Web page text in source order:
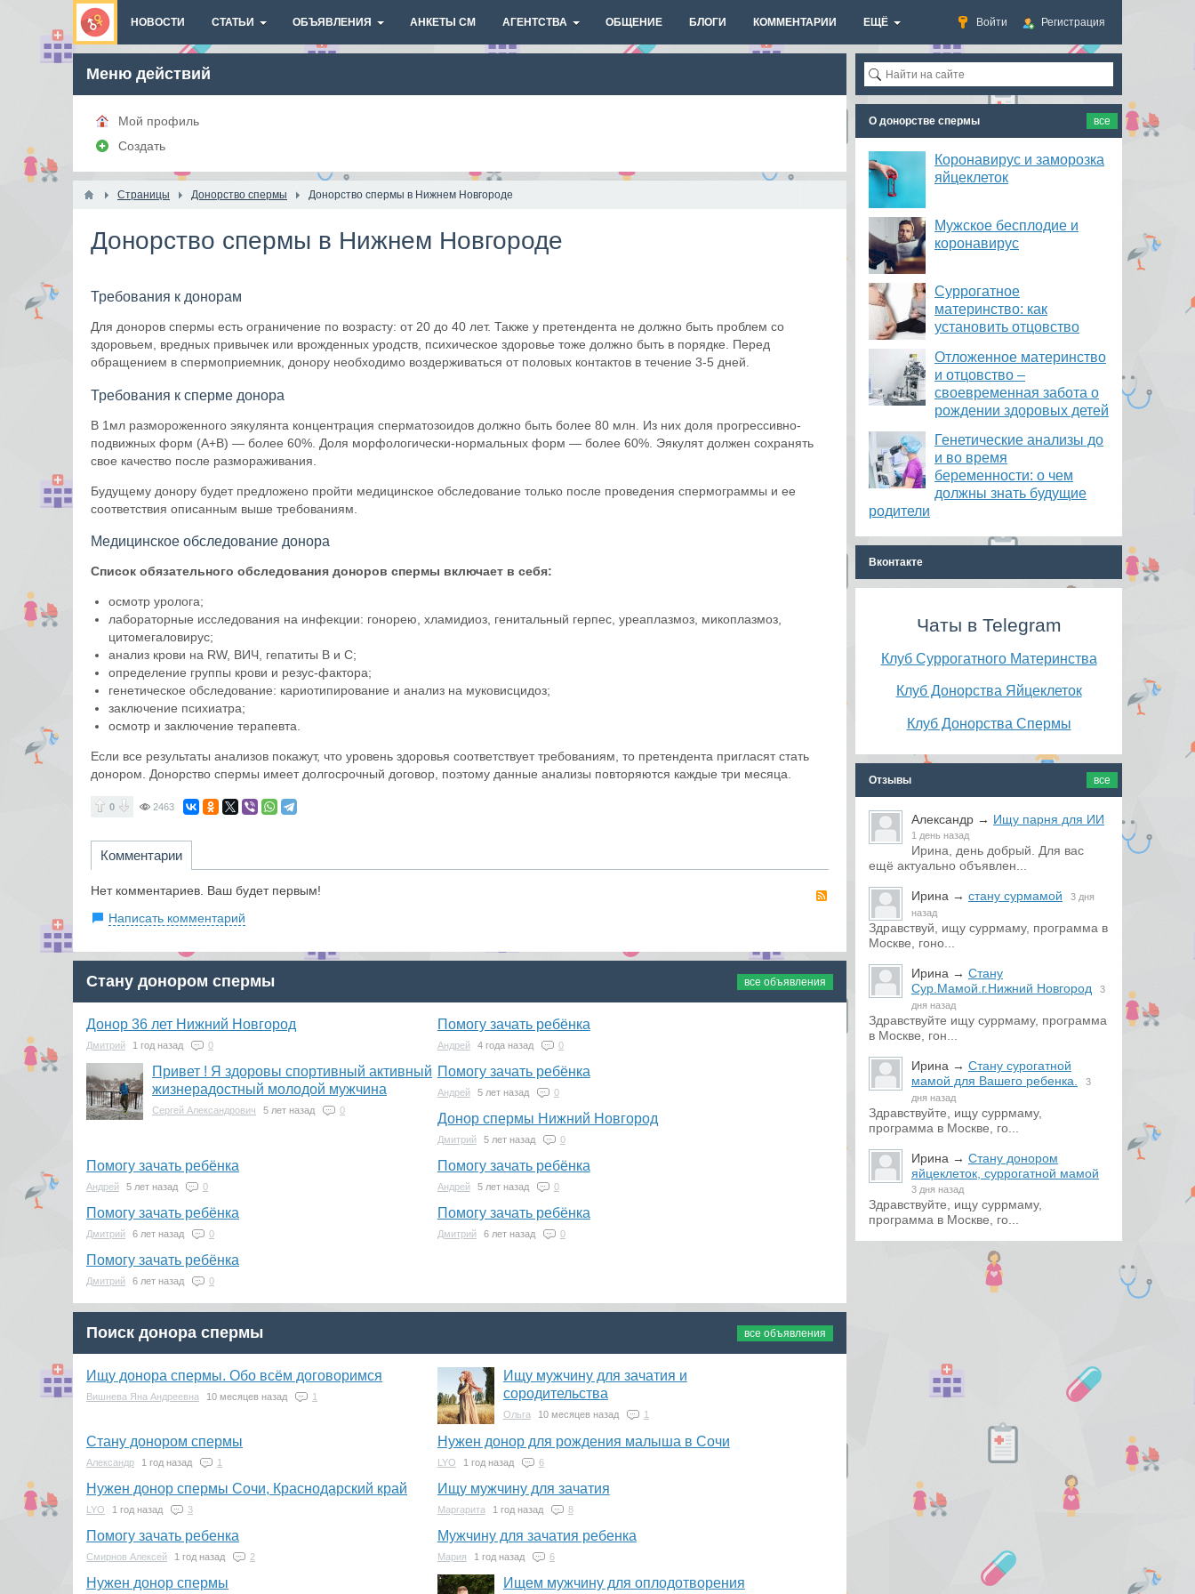
Войти Регистрация
НОВОСТИ СТАТЬИ ОБЪЯВЛЕНИЯ АНКЕТЫ СМ АГЕНТСТВА ОБЩЕНИЕ БЛОГИ КОММЕНТАРИИ ЕЩЁ
Меню действий
Мой профиль
Создать
Страницы Донорство спермы Донорство спермы в Нижнем Новгороде
Донорство спермы в Нижнем Новгороде
Требования к донорам
Для доноров спермы есть ограничение по возрасту: от 20 до 40 лет. Также у претендента не должно быть проблем со
здоровьем, вредных привычек или врожденных уродств, психическое здоровье тоже должно быть в порядке. Перед
обращением в спермоприемник, донору необходимо воздерживаться от половых контактов в течение 3-5 дней.
Требования к сперме донора
В 1мл размороженного эякулянта концентрация сперматозоидов должно быть более 80 млн. Из них доля прогрессивно-
подвижных форм (А+B) — более 60%. Доля морфологически-нормальных форм — более 60%. Эякулят должен сохранять
свое качество после размораживания.
Будущему донору будет предложено пройти медицинское обследование только после проведения спермограммы и ее
соответствия описанным выше требованиям.
Медицинское обследование донора
Список обязательного обследования доноров спермы включает в себя:
осмотр уролога;
лабораторные исследования на инфекции: гонорею, хламидиоз, генитальный герпес, уреаплазмоз, микоплазмоз,
цитомегаловирус;
анализ крови на RW, ВИЧ, гепатиты B и C;
определение группы крови и резус-фактора;
генетическое обследование: кариотипирование и анализ на муковисцидоз;
заключение психиатра;
осмотр и заключение терапевта.
Если все результаты анализов покажут, что уровень здоровья соответствует требованиям, то претендента пригласят стать
донором. Донорство спермы имеет долгосрочный договор, поэтому данные анализы повторяются каждые три месяца.
0 2463
Комментарии
Нет комментариев. Ваш будет первым!
Написать комментарий
Стану донором спермы все объявления
Донор 36 лет Нижний Новгород
Дмитрий 1 год назад 0
Помогу зачать ребёнка
Андрей 4 года назад 0
Привет ! Я здоровы спортивный активный
жизнерадостный молодой мужчина
Сергей Александрович 5 лет назад 0
Помогу зачать ребёнка
Андрей 5 лет назад 0
Донор спермы Нижний Новгород
Дмитрий 5 лет назад 0
Помогу зачать ребёнка
Андрей 5 лет назад 0
Помогу зачать ребёнка
Андрей 5 лет назад 0
Помогу зачать ребёнка
Дмитрий 6 лет назад 0
Помогу зачать ребёнка
Дмитрий 6 лет назад 0
Помогу зачать ребёнка
Дмитрий 6 лет назад 0
Поиск донора спермы все объявления
Ищу донора спермы. Обо всём договоримся
Вишнева Яна Андреевна 10 месяцев назад 1
Ищу мужчину для зачатия и
сородительства
Ольга 10 месяцев назад 1
Стану донором спермы
Александр 1 год назад 1
Нужен донор для рождения малыша в Сочи
LYO 1 год назад 6
Нужен донор спермы Сочи, Краснодарский край
LYO 1 год назад 3
Ищу мужчину для зачатия
Маргарита 1 год назад 8
Помогу зачать ребенка
Смирнов Алексей 1 год назад 2
Мужчину для зачатия ребенка
Мария 1 год назад 6
Нужен донор спермы Ищем мужчину для оплодотворения
О донорстве спермы все
Коронавирус и заморозка
яйцеклеток
​Мужское бесплодие и
коронавирус
Суррогатное
материнство: как
установить отцовство
Отложенное материнство
и отцовство –
своевременная забота о
рождении здоровых детей
Генетические анализы до
и во время
беременности: о чем
должны знать будущие
родители
Вконтакте
Чаты в Telegram
Клуб Суррогатного Материнства
Клуб Донорства Яйцеклеток
Клуб Донорства Спермы
Отзывы все
Александр → Ищу парня для ИИ
1 день назад
Ирина, день добрый. Для вас
ещё актуально объявлен...
Ирина → стану сурмамой
3 дня
назад
Здравствуй, ищу суррмаму, программа в
Москве, гоно...
Ирина → Стану
Сур.Мамой.г.Нижний Новгород
3
дня назад
Здравствуйте ищу суррмаму, программа
в Москве, гон...
Ирина → Стану сурогатной
мамой для Вашего ребенка.
3
дня назад
Здравствуйте, ищу суррмаму,
программа в Москве, го...
Ирина → Стану донором
яйцеклеток, суррогатной мамой
3 дня назад
Здравствуйте, ищу суррмаму,
программа в Москве, го...